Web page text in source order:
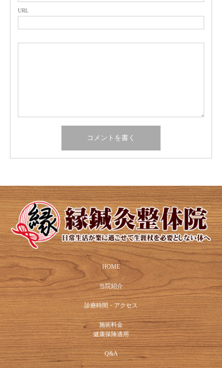
URL
HOME
当院紹介
診療時間・アクセス
施術料金
健康保険適用
Q&A